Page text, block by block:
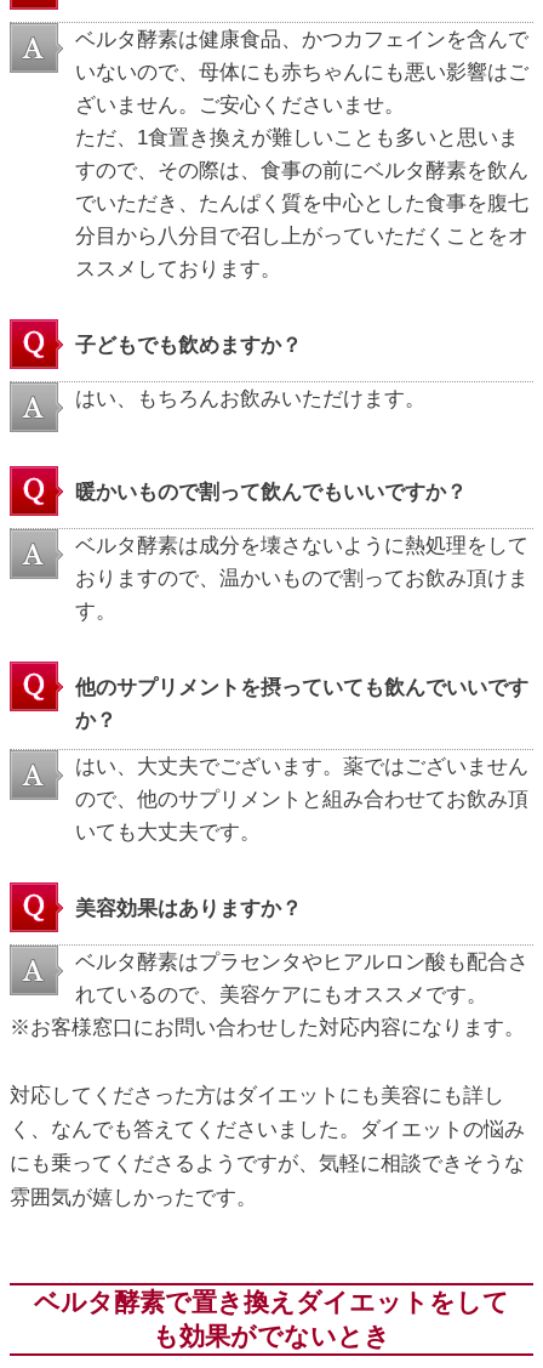
ベルタ酵素は健康食品、かつカフェインを含んで
いないので、母体にも赤ちゃんにも悪い影響はご
ざいません。ご安心くださいませ。
ただ、1食置き換えが難しいことも多いと思いま
すので、その際は、食事の前にベルタ酵素を飲ん
でいただき、たんぱく質を中心とした食事を腹七
分目から八分目で召し上がっていただくことをオ
ススメしております。
子どもでも飲めますか？
はい、もちろんお飲みいただけます。
暖かいもので割って飲んでもいいですか？
ベルタ酵素は成分を壊さないように熱処理をして
おりますので、温かいもので割ってお飲み頂けま
す。
他のサプリメントを摂っていても飲んでいいです
か？
はい、大丈夫でございます。薬ではございません
ので、他のサプリメントと組み合わせてお飲み頂
いても大丈夫です。
美容効果はありますか？
ベルタ酵素はプラセンタやヒアルロン酸も配合さ
れているので、美容ケアにもオススメです。
※お客様窓口にお問い合わせした対応内容になります。
対応してくださった方はダイエットにも美容にも詳し
く、なんでも答えてくださいました。ダイエットの悩み
にも乗ってくださるようですが、気軽に相談できそうな
雰囲気が嬉しかったです。
ベルタ酵素で置き換えダイエットをして
も効果がでないとき